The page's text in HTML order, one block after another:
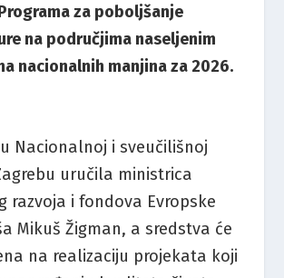
za poboljšanje
na područjima naseljenim
nacionalnih manjina za 2026.
Nacionalnoj i sveučilišnoj
uručila ministrica
razvoja i fondova Evropske
Mikuš Žigman, a sredstva će
na realizaciju projekata koji